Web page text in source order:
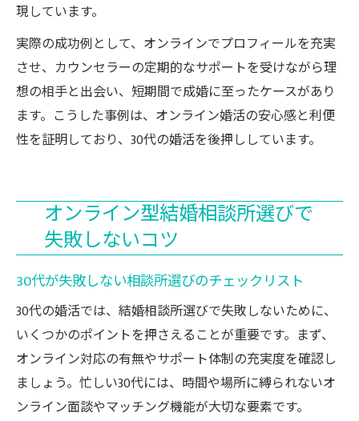
現しています。
実際の成功例として、オンラインでプロフィールを充実
させ、カウンセラーの定期的なサポートを受けながら理
想の相手と出会い、短期間で成婚に至ったケースがあり
ます。こうした事例は、オンライン婚活の安心感と利便
性を証明しており、30代の婚活を後押ししています。
オンライン型結婚相談所選びで
失敗しないコツ
30代が失敗しない相談所選びのチェックリスト
30代の婚活では、結婚相談所選びで失敗しないために、
いくつかのポイントを押さえることが重要です。まず、
オンライン対応の有無やサポート体制の充実度を確認し
ましょう。忙しい30代には、時間や場所に縛られないオ
ンライン面談やマッチング機能が大切な要素です。